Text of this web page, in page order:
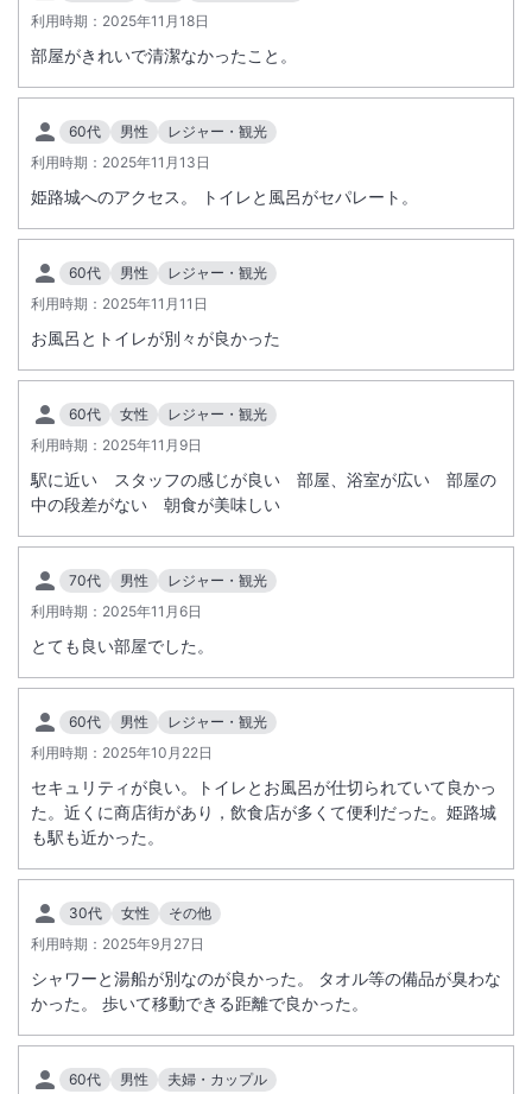
利用時期： 2025年11月18日
部屋がきれいで清潔なかったこと。
60代 男性
レジャー・観光
利用時期： 2025年11月13日
姫路城へのアクセス。 トイレと風呂がセパレート。
60代 男性
レジャー・観光
利用時期： 2025年11月11日
お風呂とトイレが別々が良かった
60代 女性
レジャー・観光
利用時期： 2025年11月9日
駅に近い スタッフの感じが良い 部屋、浴室が広い 部屋の
中の段差がない 朝食が美味しい
70代 男性
レジャー・観光
利用時期： 2025年11月6日
とても良い部屋でした。
60代 男性
レジャー・観光
利用時期： 2025年10月22日
セキュリティが良い。トイレとお風呂が仕切られていて良かっ
た。近くに商店街があり，飲食店が多くて便利だった。姫路城
も駅も近かった。
30代 女性
その他
利用時期： 2025年9月27日
シャワーと湯船が別なのが良かった。 タオル等の備品が臭わな
かった。 歩いて移動できる距離で良かった。
60代 男性 夫婦・カップル